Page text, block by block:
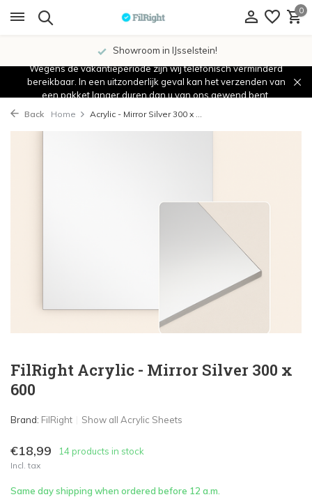
0
Showroom in IJsselstein!
Wegens de vakantieperiode zijn wij telefonisch verminderd
bereikbaar. In een uitzonderlijk geval kan het verzenden van
een pakket langer duren dan u van ons gewend bent.
Back Home Acrylic - Mirror Silver 300 x ...
FilRight Acrylic - Mirror Silver 300 x
600
Brand: FilRight Show all Acrylic Sheets
€18,99 14 products in stock
Incl. tax
Same day shipping when ordered before 12 a.m.